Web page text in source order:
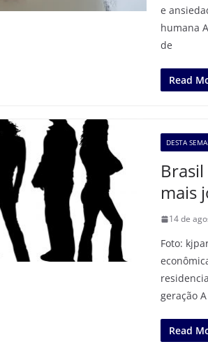
e
humana
de
Read
DESTA
mais
14 de
Foto:
geração
Read